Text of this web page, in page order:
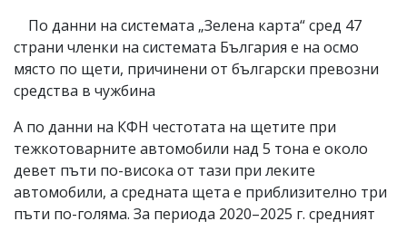
По данни на системата „Зелена карта“ сред 47
страни членки на системата България е на осмо
място по щети, причинени от български превозни
средства в чужбина
А по данни на КФН честотата на щетите при
тежкотоварните автомобили над 5 тона е около
девет пъти по-висока от тази при леките
автомобили, а средната щета е приблизително три
пъти по-голяма. За периода 2020–2025 г. средният